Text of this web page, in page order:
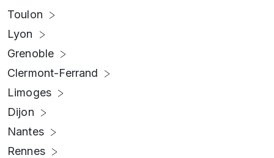
Toulon
Lyon
Grenoble
Clermont-Ferrand
Limoges
Dijon
Nantes
Rennes